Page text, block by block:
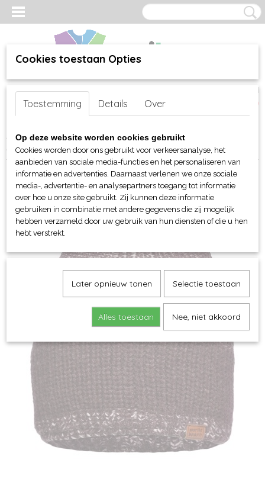
Inloggen Registreren
(0)
Home >webshop>Per merk >Myrtle Beach hoofd-handen
Mutsen en Beanies> Myrtle Beach Urban gebreide muts
Cookies toestaan Opties
Toestemming Details Over
Op deze website worden cookies gebruikt
Cookies worden door ons gebruikt voor verkeersanalyse, het
aanbieden van sociale media-functies en het personaliseren van
informatie en advertenties. Daarnaast verlenen we onze sociale
media-, advertentie- en analysepartners toegang tot informatie
over hoe u onze site gebruikt. Zij kunnen deze informatie
gebruiken in combinatie met andere gegevens die zij mogelijk
hebben verzameld door uw gebruik van hun diensten of die u hen
hebt verstrekt.
Later opnieuw tonen Selectie toestaan
Alles toestaan Nee, niet akkoord